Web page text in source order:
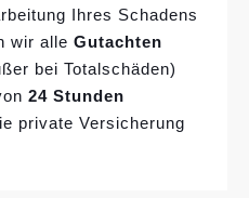
Ihres Schadens
wir alle Gutachten
bei Totalschäden)
24 Stunden
private Versicherung